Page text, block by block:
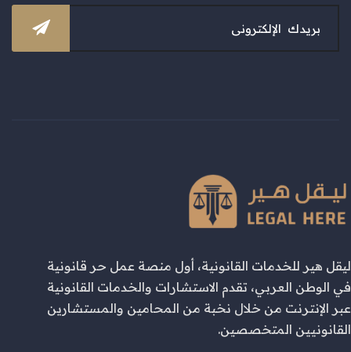
ليقل هير للخدمات القانونية، أول منصة عمل حر قانونية
في الوطن العربي، تقدم الاستشارات والخدمات القانونية
عبر الإنترنت من خلال نخبة من المحامين والمستشارين
القانونيين المتخصصين.